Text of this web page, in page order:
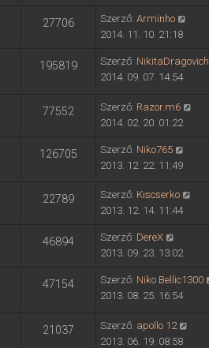
27706 Szerző: Arminho
2014. 11. 10. 21:18
195819 Szerző: NikitaDragovich
2014. 09. 07. 14:54
77552 Szerző: Razor.m6
2014. 02. 20. 01:22
126705 Szerző: Niko765
2013. 12. 22. 11:49
22789 Szerző: Kiscserko
2013. 12. 14. 11:44
46894 Szerző: DereX
2013. 09. 23. 13:02
47154 Szerző: Niko Bellic1300
2013. 08. 25. 16:54
21037 Szerző: apollo 12
2013. 06. 19. 08:58